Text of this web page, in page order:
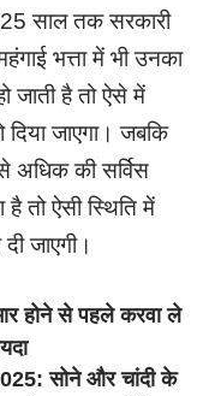
25 साल तक सरकारी
भत्ता में भी उनका
जाती है तो ऐसे में
जाएगा। जबकि
अधिक की सर्विस
तो ऐसी स्थिति में
जाएगी।
होने से पहले करवा ले
सोने और चांदी के